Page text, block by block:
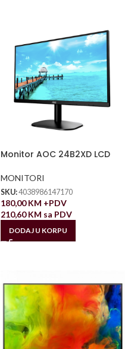
Monitor AOC 24B2XD LCD
MONITORI
SKU:4038986147170
180,00KM +PDV
210,60KM sa PDV
DODAJ U KORPU